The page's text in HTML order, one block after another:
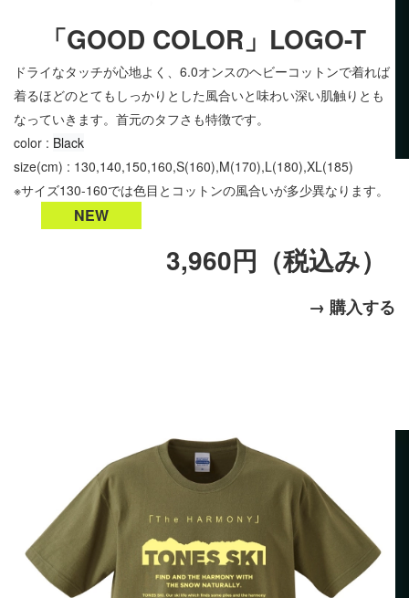
「GOOD COLOR」LOGO-T
ドライなタッチが心地よく、6.0オンスのヘビーコットンで着れば
着るほどのとてもしっかりとした風合いと味わい深い肌触りとも
なっていきます。首元のタフさも特徴です。
color : Black
size(cm) : 130,140,150,160,S(160),M(170),L(180),XL(185)
※サイズ130-160では色目とコットンの風合いが多少異なります。
NEW
3,960円（税込み）
→ 購入する